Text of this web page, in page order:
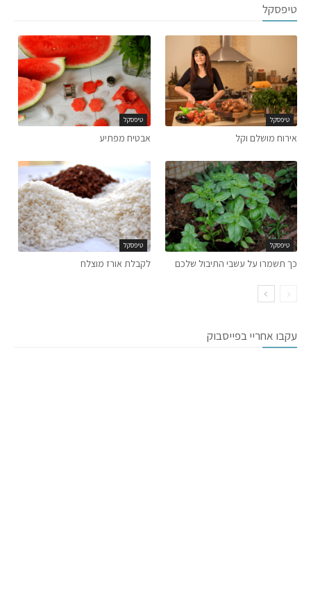
טיפסקל
טיפסקל
אירוח מושלם וקל
טיפסקל
אבטיח מפתיע
טיפסקל
כך תשמרו על עשבי התיבול שלכם
טיפסקל
לקבלת אורז מוצלח
עקבו אחריי בפייסבוק